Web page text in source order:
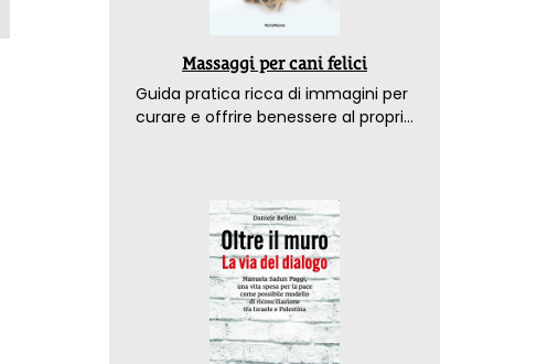
Massaggi per cani felici
Guida pratica ricca di immagini per
curare e offrire benessere al proprio